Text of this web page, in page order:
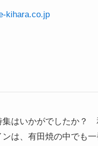
kihara.co.jp
集はいかがでしたか？
は、有田焼の中でも